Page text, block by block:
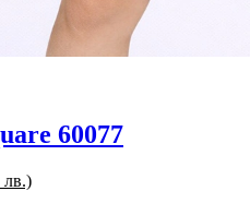
60077
лв.)